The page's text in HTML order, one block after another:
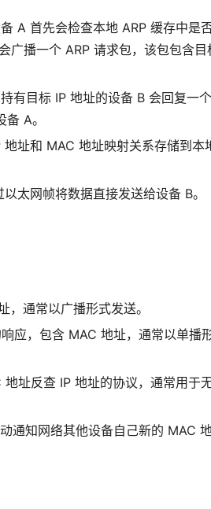
A 首先会检查本地 ARP 缓存中是
广播一个 ARP 请求包，该包包含目
有目标 IP 地址的设备 B 会回复一个
A。
址和 MAC 地址映射关系存储到本
太网帧将数据直接发送给设备 B。
，通常以广播形式发送。
应，包含 MAC 地址，通常以单播
地址反查 IP 地址的协议，通常用于
通知网络其他设备自己新的 MAC